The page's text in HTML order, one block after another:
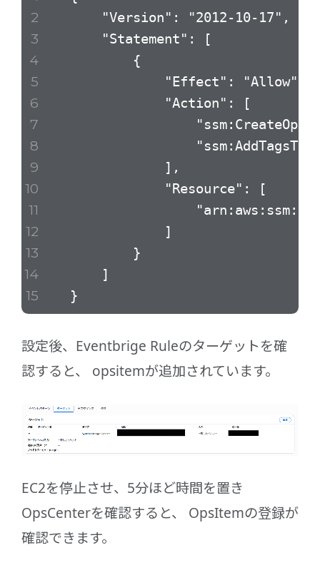
"Version": "2012-10-17",
"Statement": [
{
"Effect": "Allow",
"Action": [
],
"Resource": [
]
}
]
}
設定後、Eventbrige Ruleのターゲットを確
認すると、 opsitemが追加されています。
EC2を停止させ、5分ほど時間を置き
OpsCenterを確認すると、 OpsItemの登録が
確認できます。